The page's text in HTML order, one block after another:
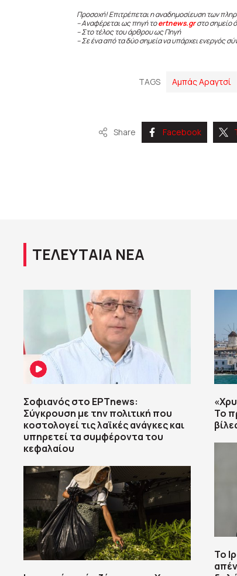
Προσοχή! Επιτρέπεται η αναδημοσίευση των
– Αναφέρεται ως πηγή τοertnews.gr στο σημείο
– Στο τέλος του άρθρου ως Πηγή
– Σε ένα από τα δύο σημεία να υπάρχει ενεργός
TAGS Αμπάς Αραγτσί
Share Facebook
ΤΕΛΕΥΤΑΙΑ ΝΕΑ
Σοφιανός στο ΕΡΤnews:
Σύγκρουση με την πολιτική που
κοστολογεί τις λαϊκές ανάγκες και
υπηρετεί τα συμφέροντα του
κεφαλαίου
Το
Το